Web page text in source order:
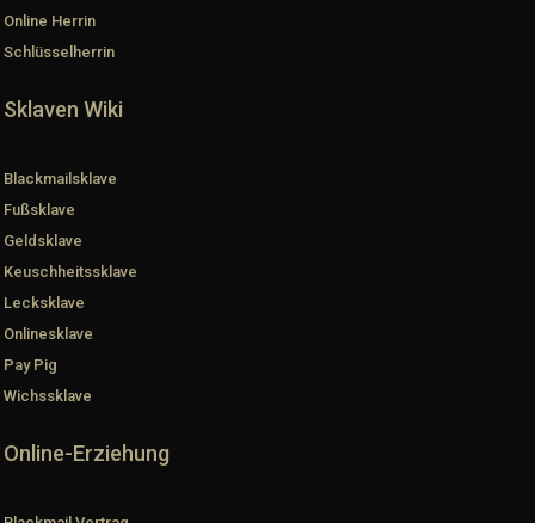
Online Herrin
Schlüsselherrin
Sklaven Wiki
Blackmailsklave
Fußsklave
Geldsklave
Keuschheitssklave
Lecksklave
Onlinesklave
Pay Pig
Wichssklave
Online-Erziehung